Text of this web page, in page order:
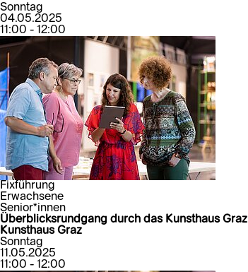
Sonntag
04.05.2025
11:00 - 12:00
Fixführung
Erwachsene
Senior*innen
Überblicksrundgang durch das Kunsthaus Graz
Kunsthaus Graz
Sonntag
11.05.2025
11:00 - 12:00